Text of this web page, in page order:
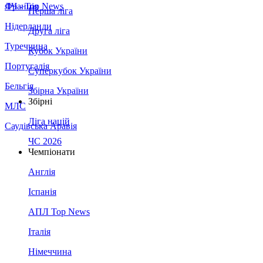
Франція
Нідерланди
Туреччина
Португалія
Бельгія
МЛС
Саудівська Аравія
ЛЧ - Top News
Перша ліга
Друга ліга
Кубок України
Суперкубок України
Збірна України
Збірні
Ліга націй
ЧС 2026
Чемпіонати
Англія
Іспанія
АПЛ Top News
Італія
Німеччина